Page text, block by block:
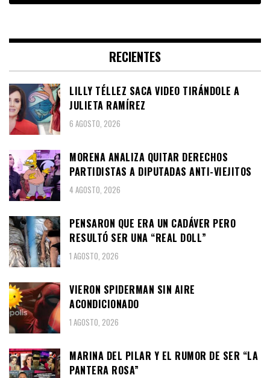
RECIENTES
LILLY TÉLLEZ SACA VIDEO TIRÁNDOLE A
JULIETA RAMÍREZ
6 AGOSTO, 2026
MORENA ANALIZA QUITAR DERECHOS
PARTIDISTAS A DIPUTADAS ANTI-VIEJITOS
4 AGOSTO, 2026
PENSARON QUE ERA UN CADÁVER PERO
RESULTÓ SER UNA “REAL DOLL”
1 AGOSTO, 2026
VIERON SPIDERMAN SIN AIRE
ACONDICIONADO
1 AGOSTO, 2026
MARINA DEL PILAR Y EL RUMOR DE SER “LA
PANTERA ROSA”